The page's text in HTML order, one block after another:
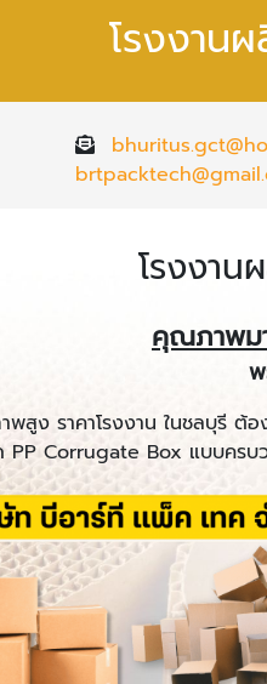
โรงงาน
โรงงา
คุณภาพม
สูง ราคาโรงงาน ในชลบุรี ต้
PP Corrugate Box แบบคร